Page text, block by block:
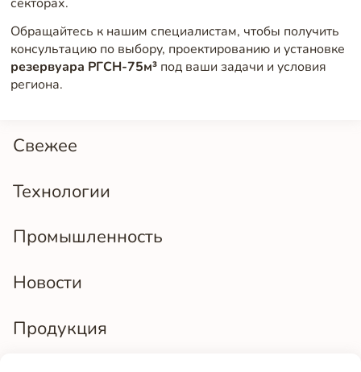
Свежее
Технологии
Промышленность
Новости
Продукция
Обращайтесь к нашим специалистам, чтобы получить
консультацию по выбору, проектированию и установке
резервуара РГСН-75м³под ваши задачи и условия
региона.